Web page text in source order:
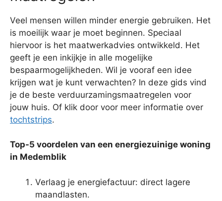
Veel mensen willen minder energie gebruiken. Het
is moeilijk waar je moet beginnen. Speciaal
hiervoor is het maatwerkadvies ontwikkeld. Het
geeft je een inkijkje in alle mogelijke
bespaarmogelijkheden. Wil je vooraf een idee
krijgen wat je kunt verwachten? In deze gids vind
je de beste verduurzamingsmaatregelen voor
jouw huis. Of klik door voor meer informatie over
tochtstrips.
Top-5 voordelen van een energiezuinige woning
in Medemblik
Verlaag je energiefactuur: direct lagere
maandlasten.